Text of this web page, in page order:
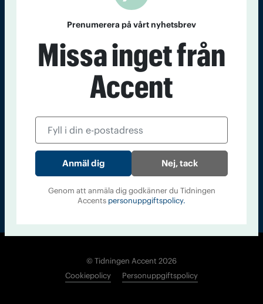
Kontakt Om Tidningen Tidningsarkiv In English
Läs tidigare
Accent
© Tidningen Accent 2026
Cookiepolicy
Personuppgiftspolicy
Prenumerera på vårt nyhetsbrev
Missa inget från
Accent
Nej, tack
Genom att anmäla dig godkänner du Tidningen
Accents personuppgiftspolicy.